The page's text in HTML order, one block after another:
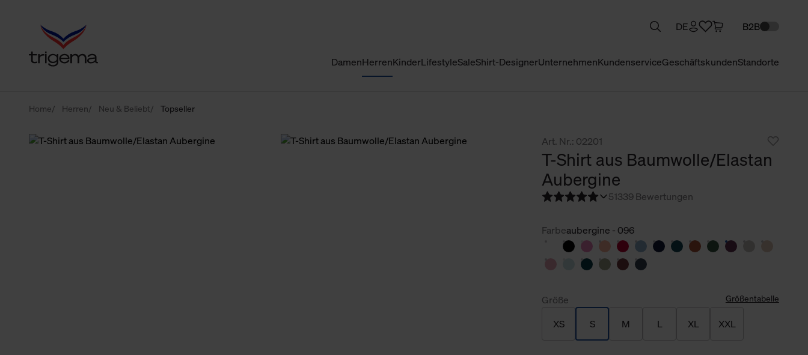
DamenHerrenKinderLifestyleSaleShirt-DesignerUnternehmenKundenserviceGeschäftskundenStandorte
DE B2B
Home Herren Neu & Beliebt Topseller
Art. Nr.: 02201
T-Shirt aus Baumwolle/Elastan
Aubergine
51339 Bewertungen
Farbeaubergine - 096
Größe Größentabelle
XS S M L XL XXL